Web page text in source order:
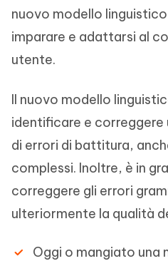
nuovo modello
imparare e adattarsi al
utente.
Il nuovo modello
identificare e correggere
di errori di battitura,
complessi. Inoltre, è in
correggere gli errori
ulteriormente la qualità
Oggi o mangiato una